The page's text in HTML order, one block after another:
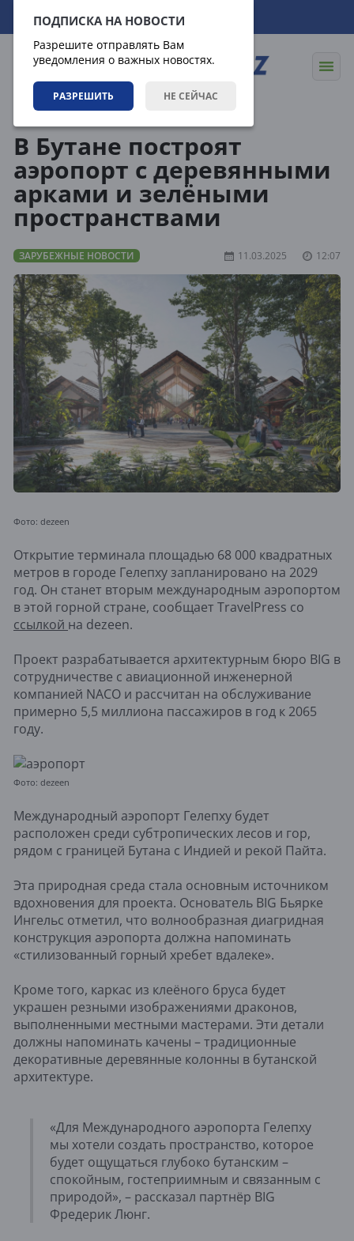
ПОДПИСКА НА НОВОСТИ
Разрешите отправлять Вам
уведомления о важных новостях.
РАЗРЕШИТЬ НЕ СЕЙЧАС
09.08.2026 12:57:01
В Бутане построят
аэропорт с деревянными
арками и зелёными
пространствами
ЗАРУБЕЖНЫЕ НОВОСТИ 11.03.2025 12:07
Фото: dezeen
Открытие терминала площадью 68 000 квадратных
метров в городе Гелепху запланировано на 2029
год. Он станет вторым международным аэропортом
в этой горной стране, сообщает TravelPress со
ссылкой на dezeen.
Проект разрабатывается архитектурным бюро BIG в
сотрудничестве с авиационной инженерной
компанией NACO и рассчитан на обслуживание
примерно 5,5 миллиона пассажиров в год к 2065
году.
Фото: dezeen
Международный аэропорт Гелепху будет
расположен среди субтропических лесов и гор,
рядом с границей Бутана с Индией и рекой Пайта.
Эта природная среда стала основным источником
вдохновения для проекта. Основатель BIG Бьярке
Ингельс отметил, что волнообразная диагридная
конструкция аэропорта должна напоминать
«стилизованный горный хребет вдалеке».
Кроме того, каркас из клеёного бруса будет
украшен резными изображениями драконов,
выполненными местными мастерами. Эти детали
должны напоминать качены – традиционные
декоративные деревянные колонны в бутанской
архитектуре.
«Для Международного аэропорта Гелепху
мы хотели создать пространство, которое
будет ощущаться глубоко бутанским –
спокойным, гостеприимным и связанным с
природой», – рассказал партнёр BIG
Фредерик Люнг.